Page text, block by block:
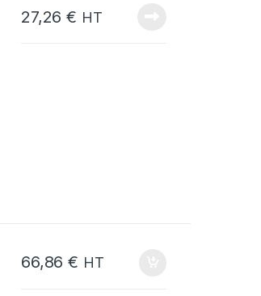
27,26€ HT
66,86€ HT